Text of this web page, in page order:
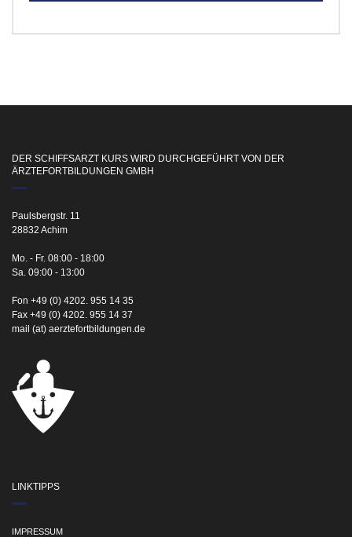
DER SCHIFFSARZT KURS WIRD DURCHGEFÜHRT VON DER
ÄRZTEFORTBILDUNGEN GMBH
Paulsbergstr. 11
28832 Achim
Mo. - Fr. 08:00 - 18:00
Sa. 09:00 - 13:00
Fon +49 (0) 4202. 955 14 35
Fax +49 (0) 4202. 955 14 37
mail (at) aerztefortbildungen.de
LINKTIPPS
IMPRESSUM